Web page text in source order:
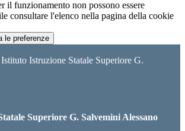
il funzionamento non possono essere
consultare l'elenco nella pagina della cookie
le preferenze
Istituto Istruzione Statale Superiore G.
Superiore G. Salvemini Alessano